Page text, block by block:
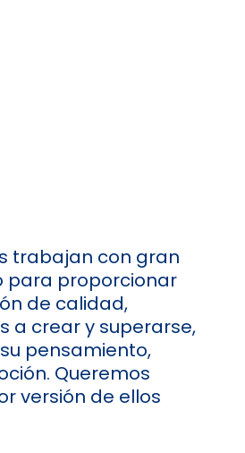
trabajan con gran
para proporcionar
de calidad,
a crear y superarse,
pensamiento,
Queremos
versión de ellos